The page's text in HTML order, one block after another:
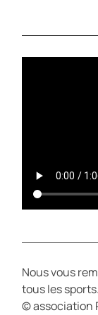
Nous vous
tous les sports.
© association